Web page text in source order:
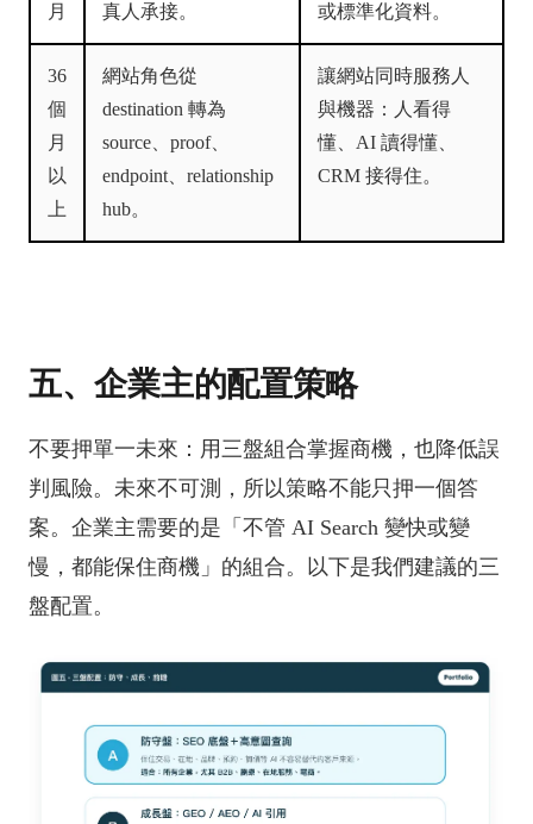
月
真人承接。
或標準化資料。
36
個
月
以
上
網站角色從
destination 轉為
source、proof、
endpoint、relationship
hub。
讓網站同時服務人
與機器：人看得
懂、AI 讀得懂、
CRM 接得住。
五、企業主的配置策略
不要押單一未來：用三盤組合掌握商機，也降低誤
判風險。未來不可測，所以策略不能只押一個答
案。企業主需要的是「不管 AI Search 變快或變
慢，都能保住商機」的組合。以下是我們建議的三
盤配置。